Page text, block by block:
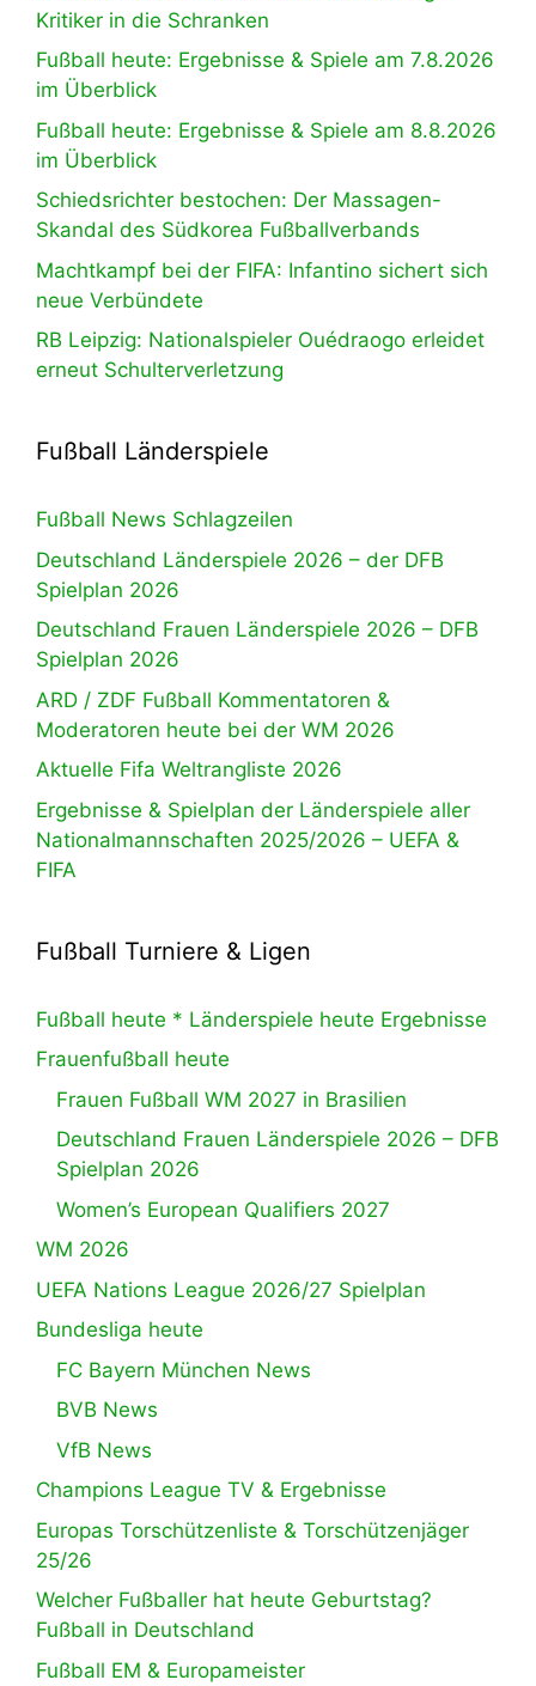
Kritiker in die Schranken
Fußball heute: Ergebnisse & Spiele am 7.8.2026
im Überblick
Fußball heute: Ergebnisse & Spiele am 8.8.2026
im Überblick
Schiedsrichter bestochen: Der Massagen-
Skandal des Südkorea Fußballverbands
Machtkampf bei der FIFA: Infantino sichert sich
neue Verbündete
RB Leipzig: Nationalspieler Ouédraogo erleidet
erneut Schulterverletzung
Fußball Länderspiele
Fußball News Schlagzeilen
Deutschland Länderspiele 2026 – der DFB
Spielplan 2026
Deutschland Frauen Länderspiele 2026 – DFB
Spielplan 2026
ARD / ZDF Fußball Kommentatoren &
Moderatoren heute bei der WM 2026
Aktuelle Fifa Weltrangliste 2026
Ergebnisse & Spielplan der Länderspiele aller
Nationalmannschaften 2025/2026 – UEFA &
FIFA
Fußball Turniere & Ligen
Fußball heute * Länderspiele heute Ergebnisse
Frauenfußball heute
Frauen Fußball WM 2027 in Brasilien
Deutschland Frauen Länderspiele 2026 – DFB
Spielplan 2026
Women’s European Qualifiers 2027
WM 2026
UEFA Nations League 2026/27 Spielplan
Bundesliga heute
FC Bayern München News
BVB News
VfB News
Champions League TV & Ergebnisse
Europas Torschützenliste & Torschützenjäger
25/26
Welcher Fußballer hat heute Geburtstag?
Fußball in Deutschland
Fußball EM & Europameister